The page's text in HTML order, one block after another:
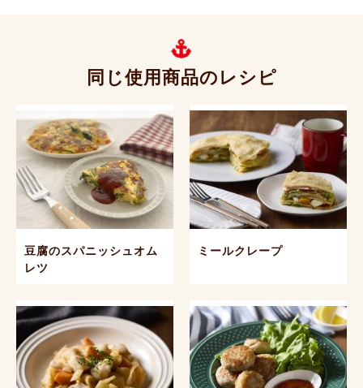
同じ使用商品のレシピ
豆腐のスパニッシュオム
レツ
ミールクレープ